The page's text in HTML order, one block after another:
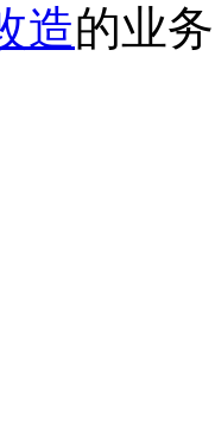
造的业